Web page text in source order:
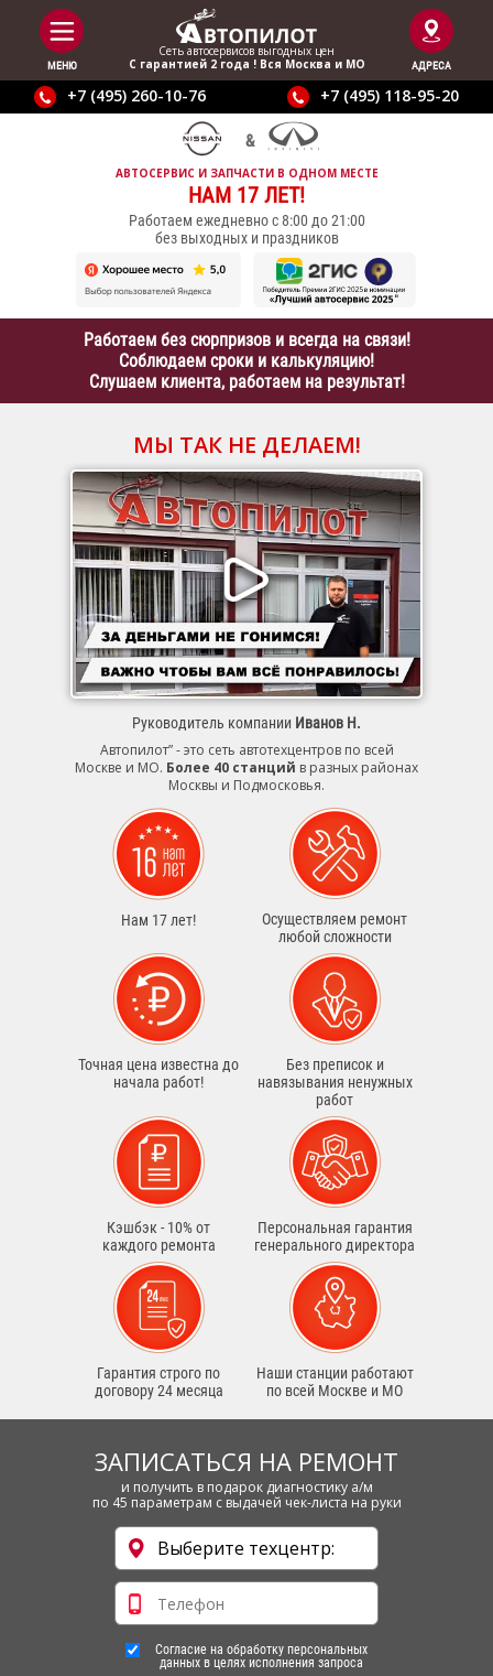
МЕНЮ
Сеть автосервисов выгодныx цен
С гарантией 2 года ! Вся Москва и МО
АДРЕСА
+7 (495) 260-10-76 +7 (495) 118-95-20
АВТОСЕРВИС И ЗАПЧАСТИ В ОДНОМ МЕСТЕ
НАМ 17 ЛЕТ!
Работаем ежедневно с 8:00 до 21:00
без выходных и праздников
Работаем без сюрпризов и всегда на связи!
Соблюдаем сроки и калькуляцию!
Слушаем клиента, работаем на результат!
МЫ ТАК НЕ ДЕЛАЕМ!
Руководитель компании Иванов Н.
Автопилот” - это сеть автотехцентров по всей
Москве и МО. Более 40 станций в разных районах
Москвы и Подмосковья.
Нам 17 лет!
Осуществляем ремонт
любой сложности
Точная цена известна до
начала работ!
Без преписок и
навязывания ненужных
работ
Кэшбэк - 10% от
каждого ремонта
Персональная гарантия
генерального директора
Гарантия строго по
договору 24 месяца
Наши станции работают
по всей Москве и МО
ЗАПИСАТЬСЯ НА РЕМОНТ
и получить в подарок диагностику а/м
по 45 параметрам с выдачей чек-листа на руки
Согласие на обработку персональных
данных в целях исполнения запроса